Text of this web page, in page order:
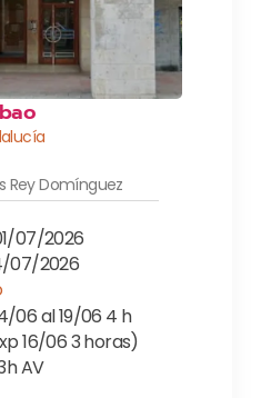
Rey Domínguez
07/2026
07/2026
06 al 19/06 4 h
16/06 3 horas)
AV